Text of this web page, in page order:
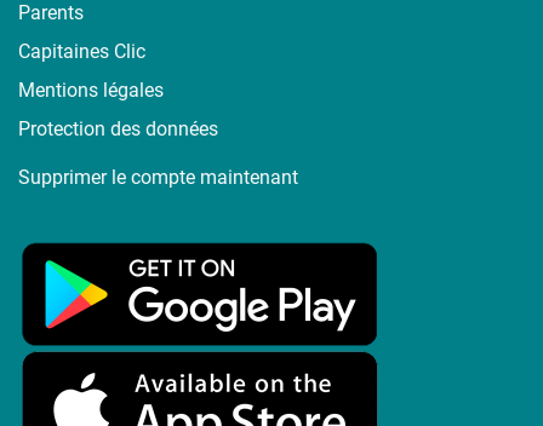
Parents
Capitaines Clic
Mentions légales
Protection des données
Supprimer le compte maintenant